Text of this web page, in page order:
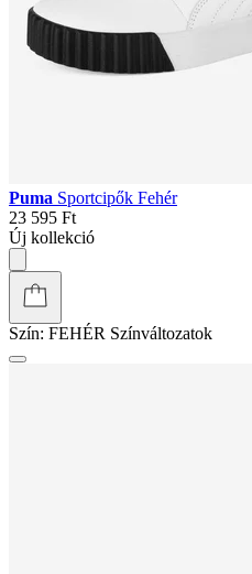
Puma Sportcipők Fehér
23 595 Ft
Új kollekció
Szín: FEHÉR Színváltozatok